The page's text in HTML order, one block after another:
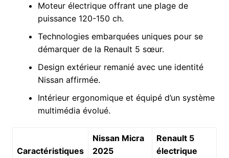
Moteur électrique offrant une plage de
puissance 120-150 ch.
Technologies embarquées uniques pour se
démarquer de la Renault 5 sœur.
Design extérieur remanié avec une identité
Nissan affirmée.
Intérieur ergonomique et équipé d’un système
multimédia évolué.
Caractéristiques
Nissan Micra
2025
Renault 5
électrique